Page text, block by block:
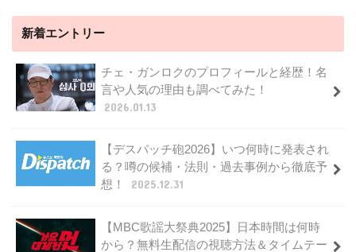
新着エントリー
チェ・ガンロクのプロフィールと経歴！名
言や人気の理由も調べてみた！
2026.01.13
【デスパッチ砲2026】いつ何時に発表され
る？噂の候補・法則・過去事例から徹底予
想！
2025.12.31
【MBC歌謡大祭典2025】日本時間は何時
から？無料生配信の視聴方法＆タイムテー